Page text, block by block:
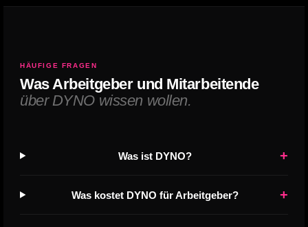
HÄUFIGE FRAGEN
Was Arbeitgeber und Mitarbeitende
über DYNO wissen wollen.
Was ist DYNO? +
Was kostet DYNO für Arbeitgeber? +